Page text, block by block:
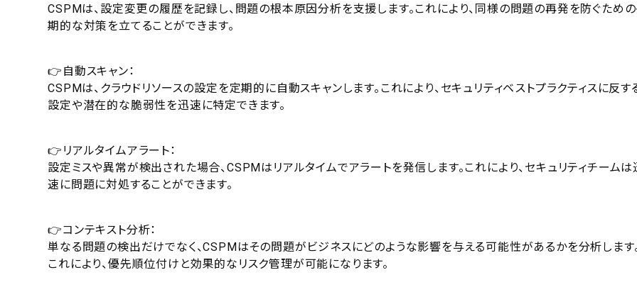
CSPMは、設定変更の履歴を記録し、問題の根本原因分析を支援します。これにより、同様の問題の再発を防ぐため
期的な対策を立てることができます。
👉自動スキャン：
CSPMは、クラウドリソースの設定を定期的に自動スキャンします。これにより、セキュリティベストプラクティスに反す
設定や潜在的な脆弱性を迅速に特定できます。
👉リアルタイムアラート：
設定ミスや異常が検出された場合、CSPMはリアルタイムでアラートを発信します。これにより、セキュリティチームは
速に問題に対処することができます。
👉コンテキスト分析：
単なる問題の検出だけでなく、CSPMはその問題がビジネスにどのような影響を与える可能性があるかを分析します
これにより、優先順位付けと効果的なリスク管理が可能になります。